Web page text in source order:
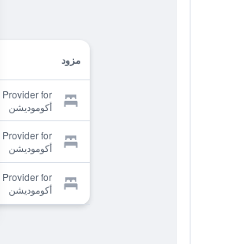
مزود
أكوموديشن
أكوموديشن
أكوموديشن